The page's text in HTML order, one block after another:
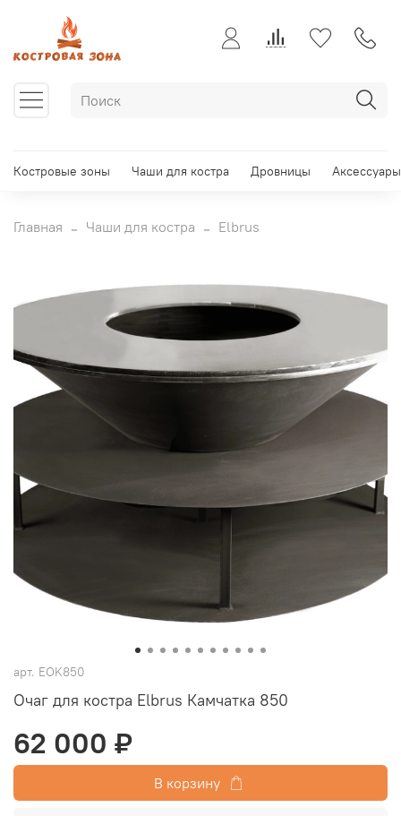
Костровые зоны Чаши для костра Дровницы Аксессуары
Главная Чаши для костра Elbrus
арт. EOK850
Очаг для костра Elbrus Камчатка 850
62 000 ₽
В корзину